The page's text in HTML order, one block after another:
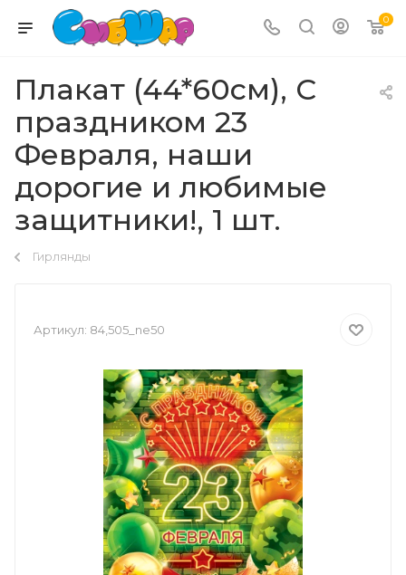
0
Плакат (44*60см), С
праздником 23
Февраля, наши
дорогие и любимые
защитники!, 1 шт.
Гирлянды
Артикул: 84,505_ne50